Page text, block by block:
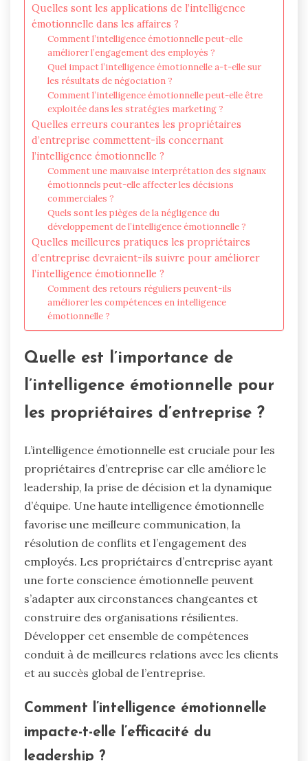
Quelles sont les applications de l’intelligence
émotionnelle dans les affaires ?
Comment l’intelligence émotionnelle peut-elle
améliorer l’engagement des employés ?
Quel impact l’intelligence émotionnelle a-t-elle sur
les résultats de négociation ?
Comment l’intelligence émotionnelle peut-elle être
exploitée dans les stratégies marketing ?
Quelles erreurs courantes les propriétaires
d’entreprise commettent-ils concernant
l’intelligence émotionnelle ?
Comment une mauvaise interprétation des signaux
émotionnels peut-elle affecter les décisions
commerciales ?
Quels sont les pièges de la négligence du
développement de l’intelligence émotionnelle ?
Quelles meilleures pratiques les propriétaires
d’entreprise devraient-ils suivre pour améliorer
l’intelligence émotionnelle ?
Comment des retours réguliers peuvent-ils
améliorer les compétences en intelligence
émotionnelle ?
Quelle est l’importance de
l’intelligence émotionnelle pour
les propriétaires d’entreprise ?
L’intelligence émotionnelle est cruciale pour les
propriétaires d’entreprise car elle améliore le
leadership, la prise de décision et la dynamique
d’équipe. Une haute intelligence émotionnelle
favorise une meilleure communication, la
résolution de conflits et l’engagement des
employés. Les propriétaires d’entreprise ayant
une forte conscience émotionnelle peuvent
s’adapter aux circonstances changeantes et
construire des organisations résilientes.
Développer cet ensemble de compétences
conduit à de meilleures relations avec les clients
et au succès global de l’entreprise.
Comment l’intelligence émotionnelle
impacte-t-elle l’efficacité du
leadership ?